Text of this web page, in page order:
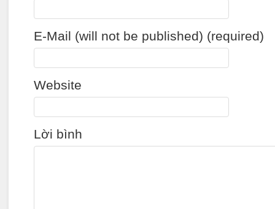
E-Mail (will not be published) (required)
Website
Lời bình